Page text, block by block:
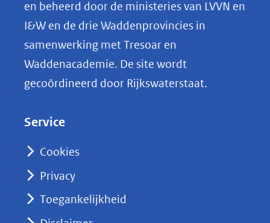
k
e
nieuw
en beheerd door de ministeries van LVVN en
I&W en de drie Waddenprovincies in
samenwerking met Tresoar en
Waddenacademie. De site wordt
gecoördineerd door Rijkswaterstaat.
Service
Cookies
Privacy
Toegankelijkheid